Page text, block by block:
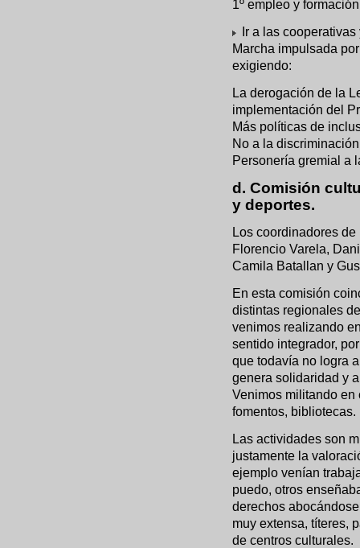
1º empleo y formación
Ir a las
Marcha impulsada
exigiendo:
La derogación de la
implementación del
Más políticas de
No a la
Personería gremial a
d. Comisión
y deportes.
Los coordinadores
Florencio Varela,
Camila Batallan y
En esta comisión
distintas regionales
venimos realizando
sentido integrador,
que todavía no logra
genera solidaridad y
Venimos militando en
fomentos, bibliotecas.
Las actividades son
justamente la
ejemplo venían
puedo, otros
derechos
muy extensa, títeres,
de centros culturales.